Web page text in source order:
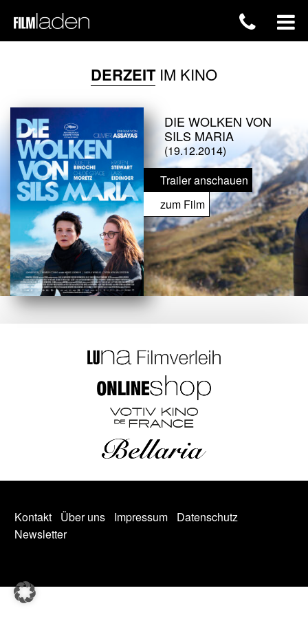
DERZEITIM KINO
DIE WOLKEN VON
SILS MARIA
(19.12.2014)
Trailer anschauen
zum Film
Kontakt Über uns Impressum
Datenschutz
Newsletter